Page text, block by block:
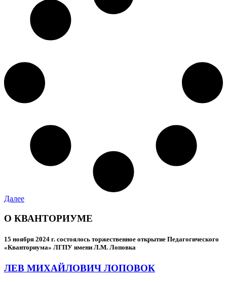
Далее
О КВАНТОРИУМЕ
15 ноября 2024 г. состоялось торжественное открытие Педагогического
«Кванториума» ЛГПУ имени Л.М. Лоповка
ЛЕВ МИХАЙЛОВИЧ ЛОПОВОК